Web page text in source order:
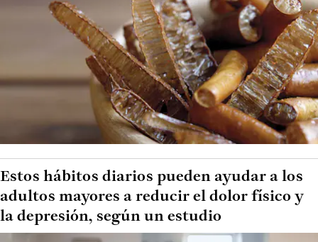
Estos hábitos diarios pueden ayudar a los
adultos mayores a reducir el dolor físico y
la depresión, según un estudio